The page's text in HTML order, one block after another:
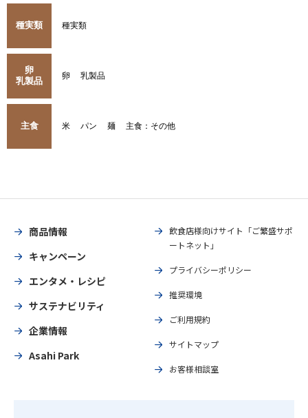
種実類 種実類
卵
乳製品
卵 乳製品
主食 米 パン 麺 主食：その他
商品情報
キャンペーン
エンタメ・レシピ
サステナビリティ
企業情報
Asahi Park
飲食店様向けサイト「ご繁盛サポ
ートネット」
プライバシーポリシー
推奨環境
ご利用規約
サイトマップ
お客様相談室